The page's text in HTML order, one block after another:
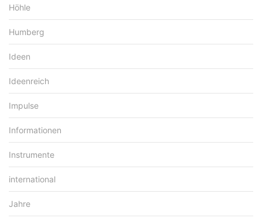
Höhle
Humberg
Ideen
Ideenreich
Impulse
Informationen
Instrumente
international
Jahre